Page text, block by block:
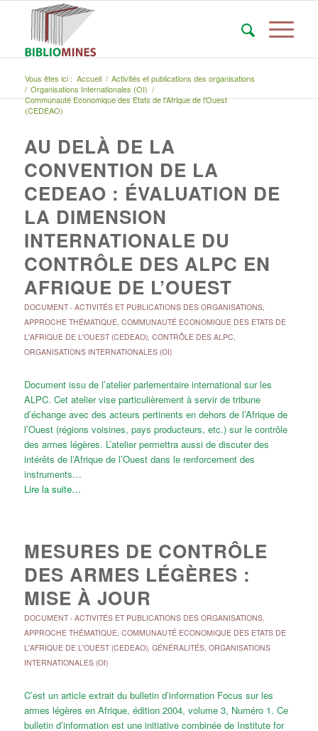
Vous êtes ici : Accueil / Activités et publications des organisations
/ Organisations Internationales (OI) /
Communauté Economique des Etats de l'Afrique de l'Ouest
(CEDEAO)
AU DELÀ DE LA
CONVENTION DE LA
CEDEAO : ÉVALUATION DE
LA DIMENSION
INTERNATIONALE DU
CONTRÔLE DES ALPC EN
AFRIQUE DE L’OUEST
DOCUMENT- ACTIVITÉS ET PUBLICATIONS DES ORGANISATIONS,
APPROCHE THÉMATIQUE, COMMUNAUTÉ ECONOMIQUE DES ETATS DE
L'AFRIQUE DE L'OUEST (CEDEAO), CONTRÔLE DES ALPC,
ORGANISATIONS INTERNATIONALES (OI)
Document issu de l’atelier parlementaire international sur les
ALPC. Cet atelier vise particulièrement à servir de tribune
d’échange avec des acteurs pertinents en dehors de l’Afrique de
l’Ouest (régions voisines, pays producteurs, etc.) sur le contrôle
des armes légères. L’atelier permettra aussi de discuter des
intérêts de l’Afrique de l’Ouest dans le renforcement des
instruments…
Lire la suite…
MESURES DE CONTRÔLE
DES ARMES LÉGÈRES :
MISE À JOUR
DOCUMENT- ACTIVITÉS ET PUBLICATIONS DES ORGANISATIONS,
APPROCHE THÉMATIQUE, COMMUNAUTÉ ECONOMIQUE DES ETATS DE
L'AFRIQUE DE L'OUEST (CEDEAO), GÉNÉRALITÉS, ORGANISATIONS
INTERNATIONALES (OI)
C’est un article extrait du bulletin d’information Focus sur les
armes légères en Afrique, édition 2004, volume 3, Numéro 1. Ce
bulletin d’information est une initiative combinée de Institute for